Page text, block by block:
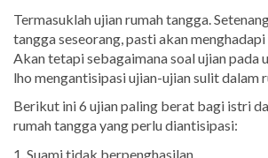
Termasuklah ujian rumah tangga.
tangga seseorang, pasti akan
Akan tetapi sebagaimana soal ujian pada
lho mengantisipasi ujian-ujian sulit dalam
Berikut ini 6 ujian paling berat bagi istri
rumah tangga yang perlu diantisipasi:
1. Suami tidak berpenghasilan